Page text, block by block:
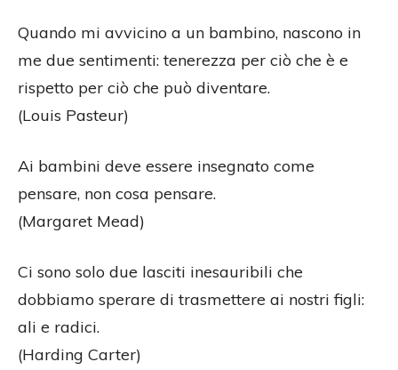
Quando mi avvicino a un bambino, nascono in
me due sentimenti: tenerezza per ciò che è e
rispetto per ciò che può diventare.
(Louis Pasteur)
Ai bambini deve essere insegnato come
pensare, non cosa pensare.
(Margaret Mead)
Ci sono solo due lasciti inesauribili che
dobbiamo sperare di trasmettere ai nostri figli:
ali e radici.
(Harding Carter)